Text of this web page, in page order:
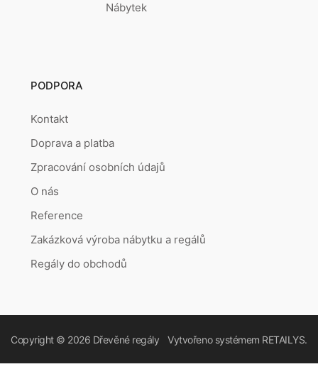
Nábytek
PODPORA
Kontakt
Doprava a platba
Zpracování osobních údajů
O nás
Reference
Zakázková výroba nábytku a regálů
Regály do obchodů
Copyright © 2026 Dřevěné regály Vytvořeno systémem RETAILYS.